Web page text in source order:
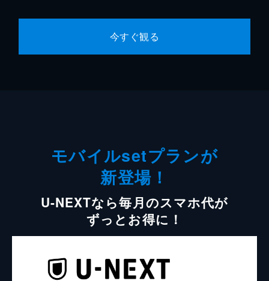
今すぐ観る
モバイルsetプランが
新登場！
U-NEXTなら毎月のスマホ代が
ずっとお得に！